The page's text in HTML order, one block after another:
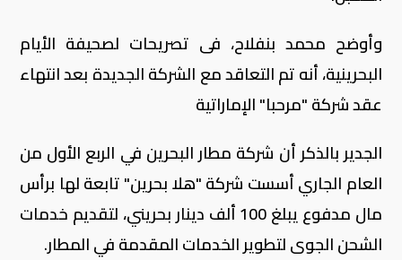
وأوضح محمد بنفلاح، فى تصريحات لصحيفة الأيام
البحرينية، أنه تم التعاقد مع الشركة الجديدة بعد انتهاء
عقد شركة "مرحبا" الإماراتية
الجدير بالذكر أن شركة مطار البحرين في الربع الأول من
العام الجاري أسست شركة "هلا بحرين" تابعة لها برأس
مال مدفوع يبلغ 100 ألف دينار بحريني، لتقديم خدمات
الشحن الجوى لتطوير الخدمات المقدمة في المطار.